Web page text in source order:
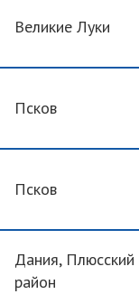
Великие Луки
Псков
Псков
Дания, Плюсский
район